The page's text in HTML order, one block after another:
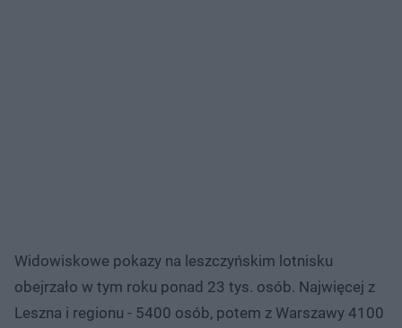
Widowiskowe pokazy na leszczyńskim lotnisku
obejrzało w tym roku ponad 23 tys. osób. Najwięcej z
Leszna i regionu - 5400 osób, potem z Warszawy 4100